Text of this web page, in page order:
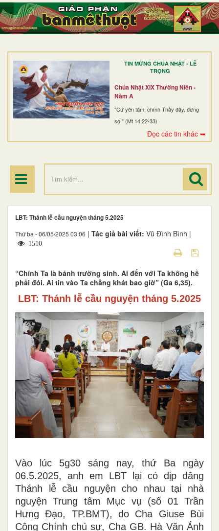
TIN MỪNG CHÚA NHẬT - LỄ
TRỌNG
Chúa Nhật XIX Thường Niên -
Năm A
“Cứ yên tâm, chính Thầy đây, đừng
sợ!” (Mt 14,22-33)
Đọc các tin khác ➥
TRANG NHẤT
GIỚI THIỆU
DÒNG TU
BAN MỤC VỤ
ĐOÀN THỂ CG
ĐIỂM HÀNH HƯƠNG
LBT: Thánh lễ cầu nguyện tháng 5.2025
Thứ ba - 06/05/2025 03:06 | Tác giả bài viết: Vũ Đình Bình |
1510
“Chính Ta là bánh trường sinh. Ai đến với Ta không hề
phải đói. Ai tin vào Ta chẳng khát bao giờ” (Ga 6,35).
LBT: Thánh lễ cầu nguyện tháng 5.2025
Vào lúc 5g30 sáng nay, thứ Ba ngày
06.5.2025, anh em LBT lại có dịp dâng
Thánh lễ cầu nguyện cho nhau tại nhà
nguyện Trung tâm Mục vụ (số 01 Trần
Hưng Đạo, TP.BMT), do Cha Giuse Bùi
Công Chính chủ sự, Cha GB. Hà Văn Ánh